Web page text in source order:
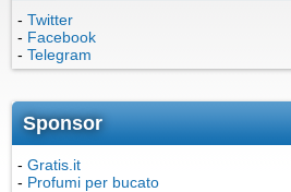
- Twitter
- Facebook
- Telegram
Sponsor
- Gratis.it
- Profumi per bucato